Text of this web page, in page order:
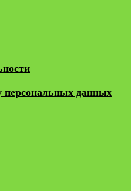
персональных данных